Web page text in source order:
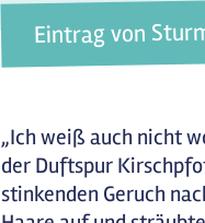
Eintrag von
„Ich weiß auch nicht
der Duftspur
stinkenden Geruch